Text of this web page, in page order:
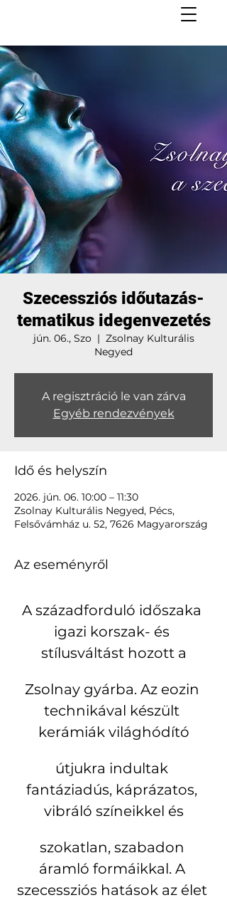
Szecessziós időutazás-
tematikus idegenvezetés
jún. 06., Szo
  |
Zsolnay Kulturális
Negyed
A regisztráció le van zárva
Egyéb rendezvények
Idő és helyszín
2026. jún. 06. 10:00 – 11:30
Zsolnay Kulturális Negyed, Pécs,
Felsővámház u. 52, 7626 Magyarország
Az eseményről
A századforduló időszaka
igazi korszak- és
stílusváltást hozott a
Zsolnay gyárba. Az eozin
technikával készült
kerámiák világhódító
útjukra indultak
fantáziadús, káprázatos,
vibráló színeikkel és
szokatlan, szabadon
áramló formáikkal. A
szecessziós hatások az élet